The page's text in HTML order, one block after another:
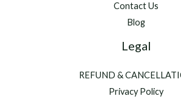
Contact Us
Blog
Legal
REFUND &
Privacy Policy